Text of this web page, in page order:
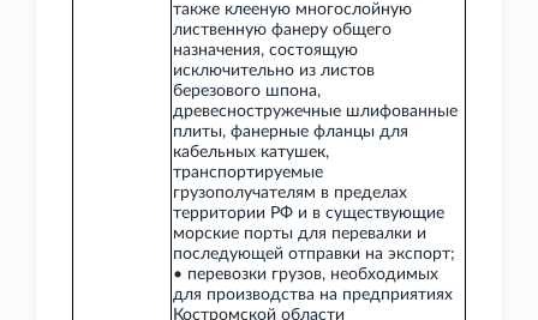
также клееную многослойную
лиственную фанеру общего
назначения, состоящую
исключительно из листов
березового шпона,
древесностружечные шлифованные
плиты, фанерные фланцы для
кабельных катушек,
транспортируемые
грузополучателям в пределах
территории РФ и в существующие
морские порты для перевалки и
последующей отправки на экспорт;
• перевозки грузов, необходимых
для производства на предприятиях
Костромской области